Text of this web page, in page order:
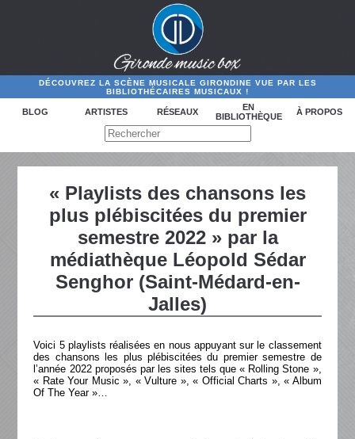
DÉCOUVREZ LA SCÈNE MUSICALE GIRONDINE VUE PAR LES
BIBLIOTHÉCAIRES MUSICAUX !
BLOG ARTISTES RÉSEAUX
EN
BIBLIOTHÈQUE
À PROPOS
« Playlists des chansons les
plus plébiscitées du premier
semestre 2022 » par la
médiathèque Léopold Sédar
Senghor (Saint-Médard-en-
Jalles)
Voici 5 playlists réalisées en nous appuyant sur le classement
des chansons les plus plébiscitées du premier semestre de
l’année 2022 proposés par les sites tels que « Rolling Stone »,
« Rate Your Music », « Vulture », « Official Charts », « Album
Of The Year »…